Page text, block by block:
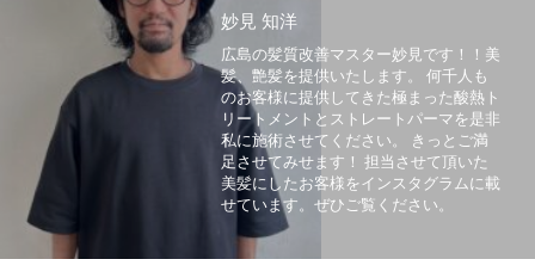
妙見 知洋
広島の髪質改善マスター妙見です！！美
髪、艶髪を提供いたします。 何千人も
のお客様に提供してきた極まった酸熱ト
リートメントとストレートパーマを是非
私に施術させてください。 きっとご満
足させてみせます！ 担当させて頂いた
美髪にしたお客様をインスタグラムに載
せています。ぜひご覧ください。